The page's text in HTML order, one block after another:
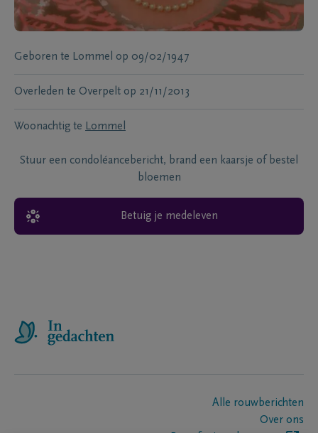
Geboren te Lommel op 09/02/1947
Overleden te Overpelt op 21/11/2013
Woonachtig te Lommel
Stuur een condoléancebericht, brand een kaarsje of bestel
bloemen
Betuig je medeleven
Alle rouwberichten
Over ons